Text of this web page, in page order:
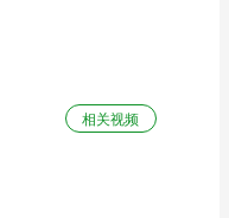
相关视频